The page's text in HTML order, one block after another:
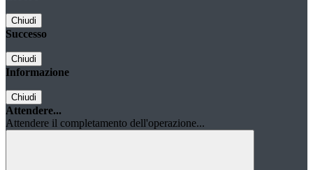
Chiudi
Successo
Chiudi
Informazione
Chiudi
Attendere...
Attendere il completamento dell'operazione...